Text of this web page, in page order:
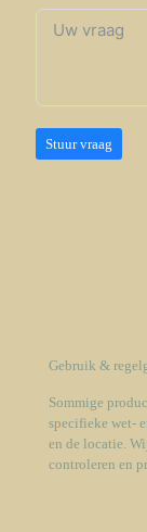
Stuur vraag
Gebruik &
Sommige
specifieke wet-
en de locatie.
controleren en